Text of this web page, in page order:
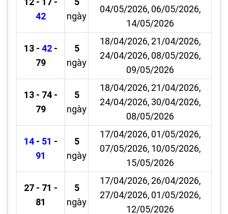
42
ngày
04/05/2026, 06/05/2026,
14/05/2026
13 - 42 -
79
5
ngày
18/04/2026, 21/04/2026,
24/04/2026, 08/05/2026,
09/05/2026
13 - 74 -
79
5
ngày
18/04/2026, 21/04/2026,
24/04/2026, 30/04/2026,
08/05/2026
14 - 51 -
91
5
ngày
17/04/2026, 01/05/2026,
07/05/2026, 10/05/2026,
15/05/2026
27 - 71 -
81
5
ngày
17/04/2026, 26/04/2026,
27/04/2026, 01/05/2026,
12/05/2026